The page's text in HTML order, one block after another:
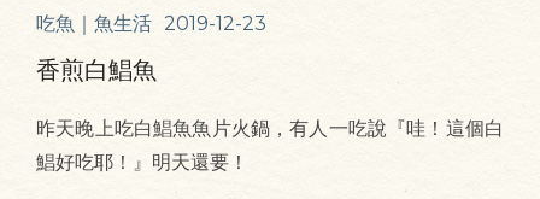
吃魚｜魚生活 2019-12-23
香煎白鯧魚
昨天晚上吃白鯧魚魚片火鍋，有人一吃說『哇！這個白
鯧好吃耶！』明天還要！